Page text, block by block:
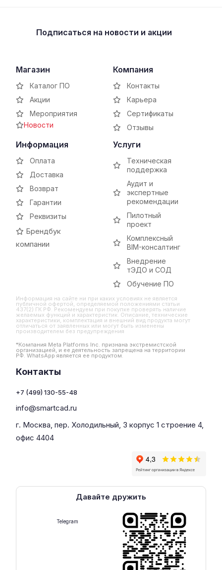
Подписаться на новости и акции
Магазин
Каталог ПО
Акции
Мероприятия
Новости
Компания
Контакты
Карьера
Сертификаты
Отзывы
Информация
Оплата
Доставка
Возврат
Гарантии
Реквизиты
Брендбук
компании
Услуги
Техническая
поддержка
Аудит и
экспертные
рекомендации
Пилотный
проект
Комплексный
BIM-консалтинг
Внедрение
тЭДО и СОД
Обучение ПО
Информация на сайте ни при каких условиях не является
публичной офертой, определяемой положениями статьи
437(2) ГК РФ. Рекомендуем при покупке проверять наличие
желаемых функций и характеристик. Описание, технические
характеристики, комплектация и внешний вид продукта могут
отличаться от заявленных или могут быть изменены
производителем без предупреждения
*Компания Meta Platforms Inc. признана экстремистской
организацией, и ее деятельность запрещена на территории
РФ. WhatsApp является ее продуктом.
Контакты
+7 (499) 130-55-48
info@smartcad.ru
г. Москва, пер. Холодильный, 3 корпус 1 строение 4,
офис 4404
Давайте дружить
Telegram